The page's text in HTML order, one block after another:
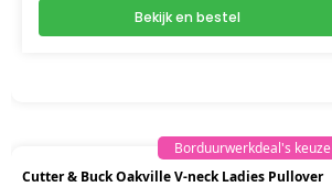
Bekijk en bestel
Cutter & Buck Oakville V-neck Ladies Pullover
Borduurwerkdeal's keuze